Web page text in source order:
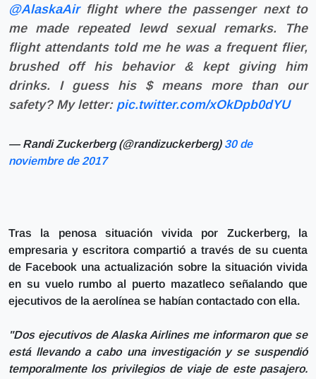
@AlaskaAirflight where the passenger next to
me made repeated lewd sexual remarks. The
flight attendants told me he was a frequent flier,
brushed off his behavior & kept giving him
drinks. I guess his $ means more than our
safety? My letter: pic.twitter.com/xOkDpb0dYU
— Randi Zuckerberg (@randizuckerberg) 30 de
noviembre de 2017
Tras la penosa situación vivida por Zuckerberg, la
empresaria y escritora compartió a través de su cuenta
de Facebook una actualización sobre la situación vivida
en su vuelo rumbo al puerto mazatleco señalando que
ejecutivos de la aerolínea se habían contactado con ella.
"Dos ejecutivos de Alaska Airlines me informaron que se
está llevando a cabo una investigación y se suspendió
temporalmente los privilegios de viaje de este pasajero.